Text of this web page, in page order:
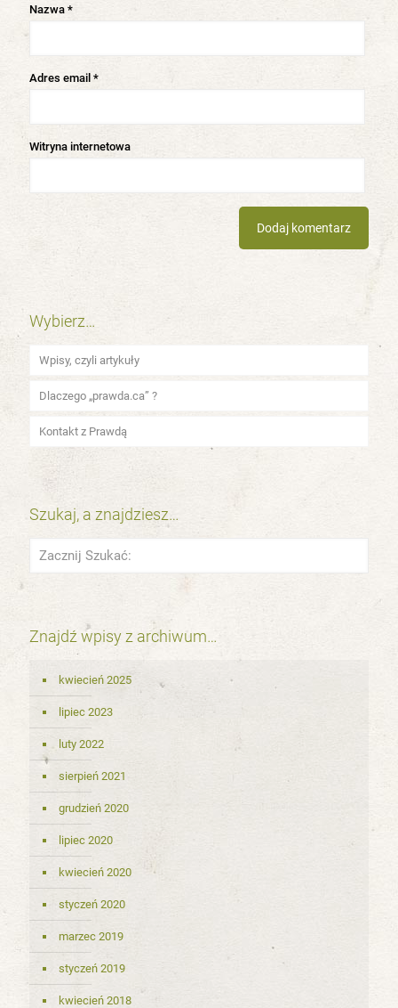
Nazwa *
Adres email *
Witryna internetowa
Wybierz…
Wpisy, czyli artykuły
Dlaczego „prawda.ca” ?
Kontakt z Prawdą
Szukaj, a znajdziesz…
Znajdź wpisy z archiwum…
kwiecień 2025
lipiec 2023
luty 2022
sierpień 2021
grudzień 2020
lipiec 2020
kwiecień 2020
styczeń 2020
marzec 2019
styczeń 2019
kwiecień 2018